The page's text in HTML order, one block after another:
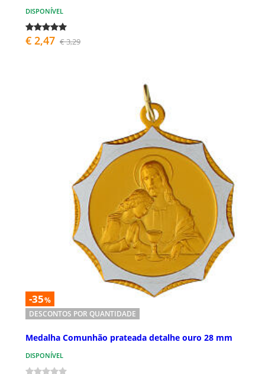
DISPONÍVEL
€ 2,47 € 3,29
-35%
DESCONTOS POR QUANTIDADE
Medalha Comunhão prateada detalhe ouro 28 mm
DISPONÍVEL